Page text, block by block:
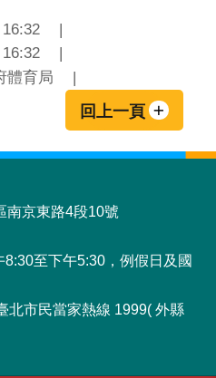
體育局
回上一頁
山區南京東路4段10號
至下午5:30，例假日及國
北市民當家熱線 1999( 外縣